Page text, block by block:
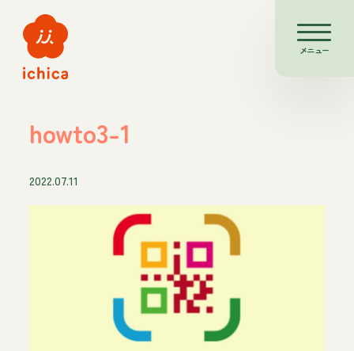
メニュー
howto3-1
2022.07.11